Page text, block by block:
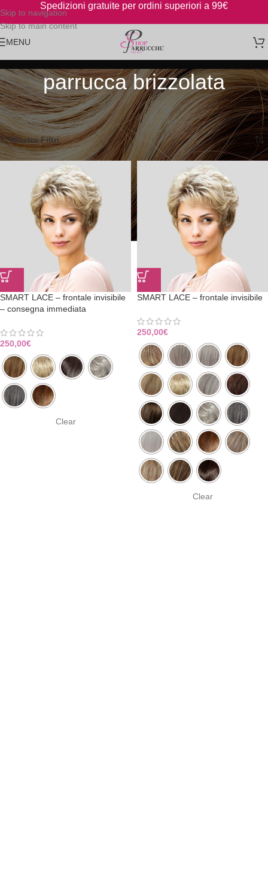
Skip to navigation
Skip to main content
Spedizioni gratuite per ordini superiori a 99€
MENU
parrucca brizzolata
Home/Prodotti taggati “parrucca brizzolata”
Visualizzazione di 2 risultati
Mostra Filtri
SMART LACE – frontale invisibile
– consegna immediata
250,00€
Clear
SMART LACE – frontale invisibile
250,00€
Clear